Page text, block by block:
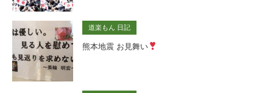
道楽もん 日記
熊本地震 お見舞い